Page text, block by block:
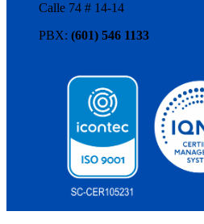
Calle 74 # 14-14
PBX: (601) 546 1133